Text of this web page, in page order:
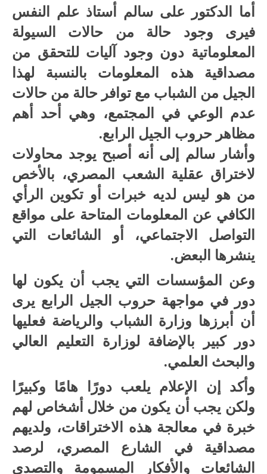
أما الدكتور على سالم أستاذ علم النفس
فيرى وجود حالة من حالات السيولة
المعلوماتية دون وجود آليات للتحقق من
مصداقية هذه المعلومات بالنسبة لهذا
الجيل من الشباب مع توافر حالة من حالات
عدم الوعي في المجتمع، وهي أحد أهم
مظاهر حروب الجيل الرابع.
وأشار سالم إلى أنه أصبح يوجد محاولات
لاختراق عقلية الشعب المصري، بالأخص
من هو ليس لديه خبرات أو تكوين الرأي
الكافي عن المعلومات المتاحة على مواقع
التواصل الاجتماعي، أو الشائعات التي
ينشرها البعض.
وعن المؤسسات التي يجب أن يكون لها
دور في مواجهة حروب الجيل الرابع يرى
أن أبرزها وزارة الشباب والرياضة فعليها
دور كبير بالإضافة لوزارة التعليم العالي
والبحث العلمي.
وأكد إن الإعلام يلعب دورًا هامًا وكبيرًا
ولكن يجب أن يكون من خلال أشخاص لهم
خبرة في معالجة هذه الاختراقات، ولديهم
مصداقية في الشارع المصري، لرصد
الشائعات والأفكار المسمومة والتصدي